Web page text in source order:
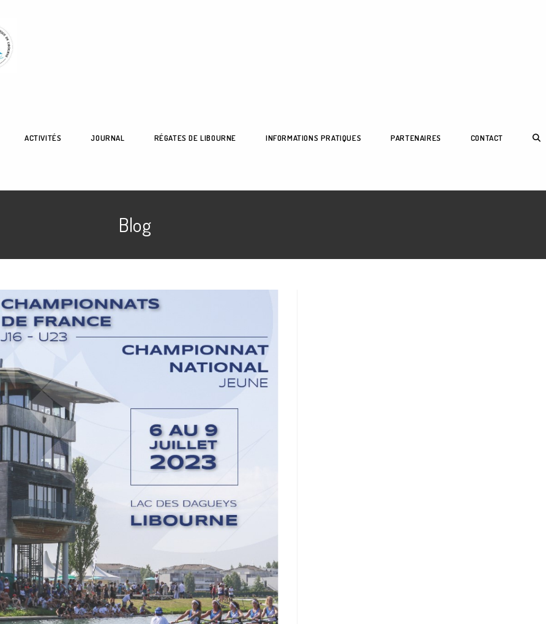
ACTIVITÉS JOURNAL RÉGATES DE LIBOURNE INFORMATIONS PRATIQUES PARTENAIRES CONTACT
Blog